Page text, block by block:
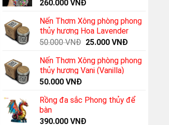
260.000 VNĐ
Nến Thơm Xông phòng phong
thủy hương Hoa Lavender
50.000VNĐ Original
was:
50.000 VNĐ.
25.000 VNĐCurrent
is:
Nến Thơm Xông phòng phong
thủy hương Vani (Vanilla)
50.000 VNĐ
Rồng đa sắc Phong thủy để
bàn
390.000 VNĐ